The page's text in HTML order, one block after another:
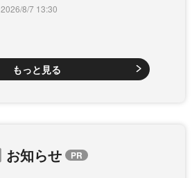
2026/8/7 13:30
もっと見る
お知らせ